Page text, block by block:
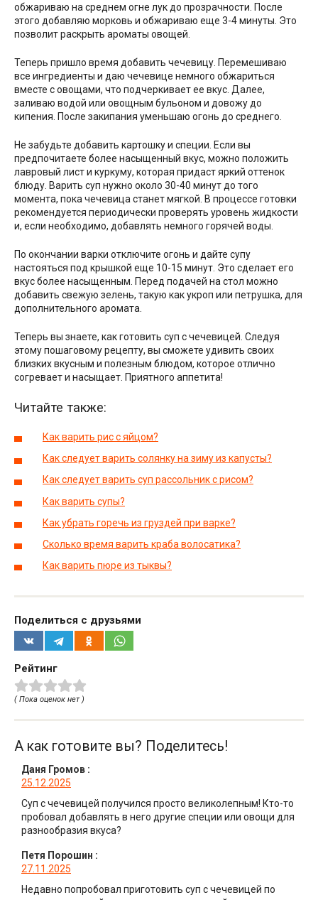
обжариваю на среднем огне лук до прозрачности. После
этого добавляю морковь и обжариваю еще 3-4 минуты. Это
позволит раскрыть ароматы овощей.
Теперь пришло время добавить чечевицу. Перемешиваю
все ингредиенты и даю чечевице немного обжариться
вместе с овощами, что подчеркивает ее вкус. Далее,
заливаю водой или овощным бульоном и довожу до
кипения. После закипания уменьшаю огонь до среднего.
Не забудьте добавить картошку и специи. Если вы
предпочитаете более насыщенный вкус, можно положить
лавровый лист и куркуму, которая придаст яркий оттенок
блюду. Варить суп нужно около 30-40 минут до того
момента, пока чечевица станет мягкой. В процессе готовки
рекомендуется периодически проверять уровень жидкости
и, если необходимо, добавлять немного горячей воды.
По окончании варки отключите огонь и дайте супу
настояться под крышкой еще 10-15 минут. Это сделает его
вкус более насыщенным. Перед подачей на стол можно
добавить свежую зелень, такую как укроп или петрушка, для
дополнительного аромата.
Теперь вы знаете, как готовить суп с чечевицей. Следуя
этому пошаговому рецепту, вы сможете удивить своих
близких вкусным и полезным блюдом, которое отлично
согревает и насыщает. Приятного аппетита!
Читайте также:
Как варить рис с яйцом?
Как следует варить солянку на зиму из капусты?
Как следует варить суп рассольник с рисом?
Как варить супы?
Как убрать горечь из груздей при варке?
Сколько время варить краба волосатика?
Как варить пюре из тыквы?
Поделиться с друзьями
Рейтинг
( Пока оценок нет )
А как готовите вы? Поделитесь!
Даня Громов :
25.12.2025
Суп с чечевицей получился просто великолепным! Кто-то
пробовал добавлять в него другие специи или овощи для
разнообразия вкуса?
Петя Порошин :
27.11.2025
Недавно попробовал приготовить суп с чечевицей по